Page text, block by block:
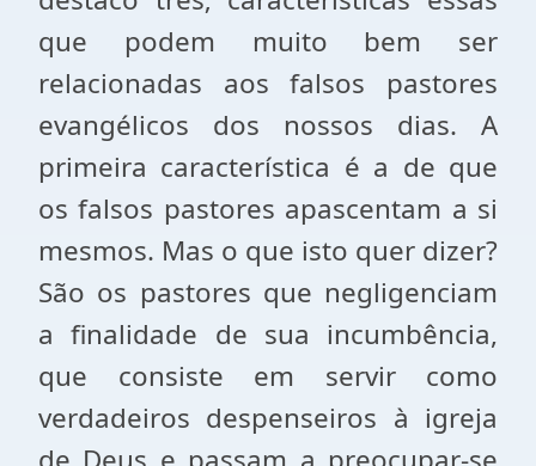
que podem muito bem ser
relacionadas aos falsos pastores
evangélicos dos nossos dias. A
primeira característica é a de que
os falsos pastores apascentam a si
mesmos. Mas o que isto quer dizer?
São os pastores que negligenciam
a finalidade de sua incumbência,
que consiste em servir como
verdadeiros despenseiros à igreja